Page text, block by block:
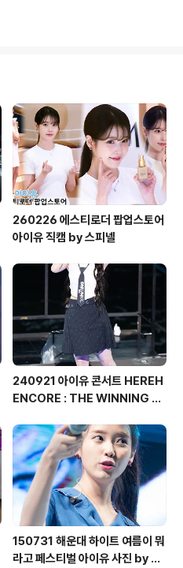
260226 에스티로더 팝업스토어
아이유 직캠 by 스피넬
240921 아이유 콘서트 HEREH
ENCORE : THE WINNING 직
150731 해운대 하이트 여름이 뭐
라고 페스티벌 아이유 사진 by 미